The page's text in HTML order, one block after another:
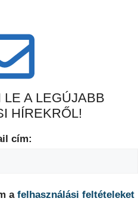
A LEGÚJABB
HÍREKRŐL!
cím:
a felhasználási feltételeket